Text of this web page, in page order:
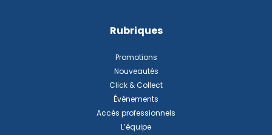
Rubriques
Promotions
Nouveautés
Click & Collect
Événements
Accès professionnels
L’équipe